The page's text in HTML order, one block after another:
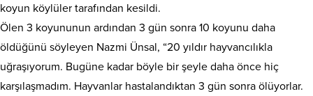
koyun köylüler tarafından kesildi.
Ölen 3 koyununun ardından 3 gün sonra 10 koyunu daha
öldüğünü söyleyen Nazmi Ünsal, “20 yıldır hayvancılıkla
uğraşıyorum. Bugüne kadar böyle bir şeyle daha önce hiç
karşılaşmadım. Hayvanlar hastalandıktan 3 gün sonra ölüyorlar.